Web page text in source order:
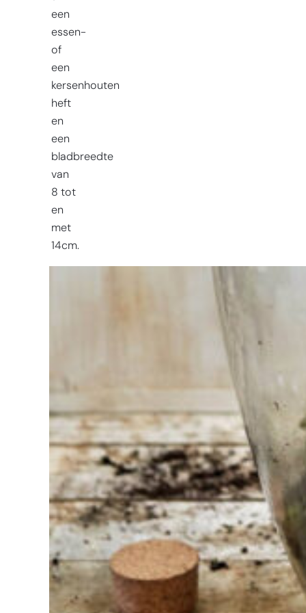
een
essen-
of
een
kersenhouten
heft
en
een
bladbreedte
van
8 tot
en
met
14cm.
Bij Sneeboer
staan we altijd
klaar om een
Schroom je
niet om even
te bellen of een
wanneer je een